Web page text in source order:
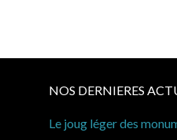
NOS DERNIERES
Le joug léger des